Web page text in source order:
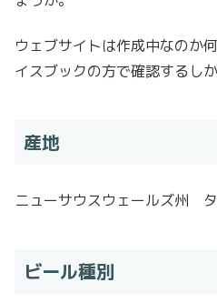
ウェブサイトは作成中なのか
イスブックの方で確認するし
産地
ニューサウスウェールズ州
ビール種別